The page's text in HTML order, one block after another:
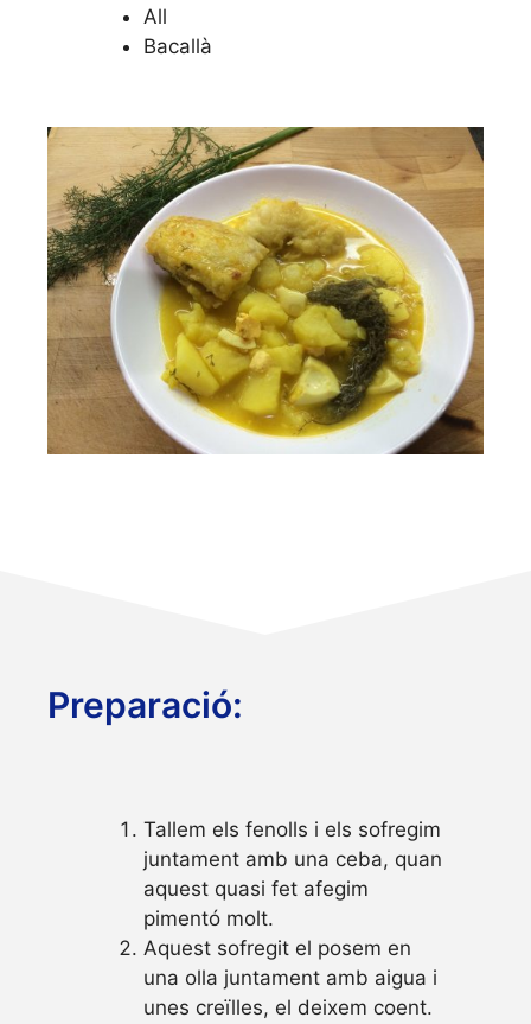
All
Bacallà
Preparació:
Tallem els fenolls i els sofregim
juntament amb una ceba, quan
aquest quasi fet afegim
pimentó molt.
Aquest sofregit el posem en
una olla juntament amb aigua i
unes creïlles, el deixem coent.